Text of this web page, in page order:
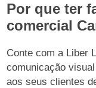
Por que ter
comercial
Conte com a Liber
comunicação
aos seus clientes